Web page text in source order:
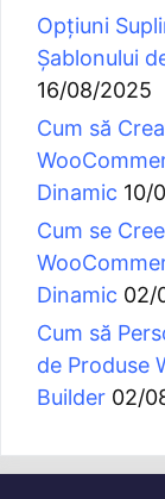
Opțiuni
Șablonului
16/08/2025
Cum să
Dinamic 10/
Cum se
Dinamic 02/
Cum să
de Produse
Builder 02/